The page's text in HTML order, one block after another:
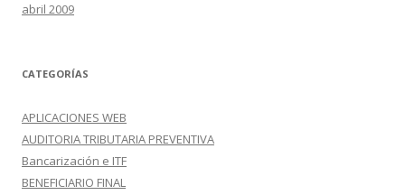
abril 2009
CATEGORÍAS
APLICACIONES WEB
AUDITORIA TRIBUTARIA PREVENTIVA
Bancarización e ITF
BENEFICIARIO FINAL